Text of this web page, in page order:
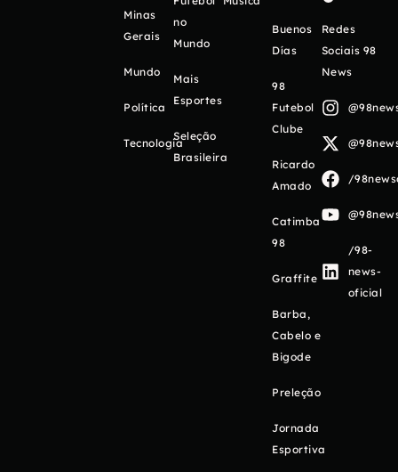
Minas
Gerais
Mundo
Política
Tecnologia
no
Mundo
Mais
Esportes
Seleção
Brasileira
Buenos
Días
98
Futebol
Clube
Ricardo
Amado
Catimba
98
Graffite
Barba,
Cabelo e
Bigode
Preleção
Jornada
Esportiva
Redes
Sociais 98
News
/
/98-
news-
oficial